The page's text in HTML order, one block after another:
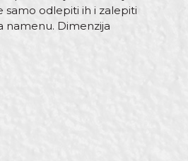
odlepiti ih i zalepiti
namenu. Dimenzija